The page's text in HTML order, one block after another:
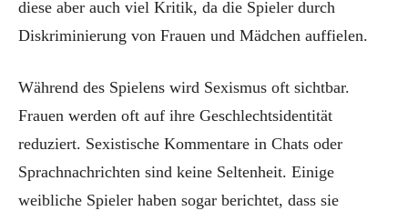
diese aber auch viel Kritik, da die Spieler durch
Diskriminierung von Frauen und Mädchen auffielen.
Während des Spielens wird Sexismus oft sichtbar.
Frauen werden oft auf ihre Geschlechtsidentität
reduziert. Sexistische Kommentare in Chats oder
Sprachnachrichten sind keine Seltenheit. Einige
weibliche Spieler haben sogar berichtet, dass sie